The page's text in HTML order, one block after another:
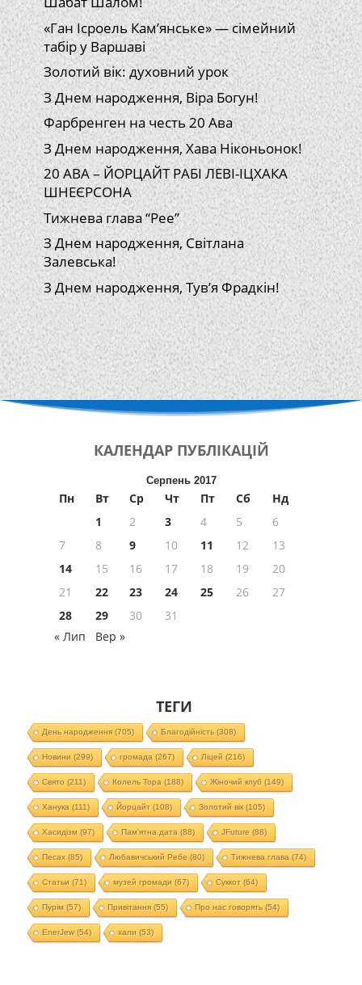
«Ган Ісроель Кам’янське» — сімейний
табір у Варшаві
Золотий вік: духовний урок
З Днем народження, Віра Богун!
Фарбренген на честь 20 Ава
З Днем народження, Хава Ніконьонок!
20 АВА – ЙОРЦАЙТ РАБІ ЛЕВІ-ІЦХАКА
ШНЕЄРСОНА
Тижнева глава “Рее”
З Днем народження, Світлана
Залевська!
З Днем народження, Тув’я Фрадкін!
КАЛЕНДАР ПУБЛІКАЦІЙ
Серпень 2017
Пн Вт Ср Чт Пт Сб
Нд
1
2 3 4 5
6
7
8 9 10 11 12
13
14
15 16 17 18 19
20
21
22 23 24 25 26
27
28
29 30
31
« Лип
Вер »
ТЕГИ
День народження(705) Благодійність (308)
Новини (299) громада (267) Ліцей (216)
Свято (211) Колель Тора (188) Жіночий клуб (149)
Ханука (111) Йорцайт (108) Золотий вік(105)
Хасидізм (97) Пам'ятна дата (88) JFuture (88)
Песах(85) Любавичський Ребе (80) Тижнева глава (74)
Статьи (71) музей громади (67) Суккот (64)
Пурім (57) Привітання(55) Про нас говорять (54)
EnerJew(54) хали (53)